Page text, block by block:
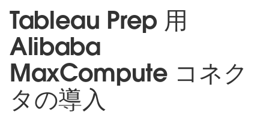
Tableau Prep 用
Alibaba
MaxCompute コネク
タの導入